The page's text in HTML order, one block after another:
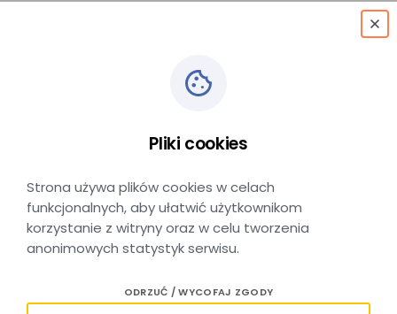
Tokarz - operator
obrabiarek
skrawających
Kraków
Nasze wymagania
Pliki cookies
Strona używa plików cookies w celach
funkcjonalnych, aby ułatwić użytkownikom
korzystanie z witryny oraz w celu tworzenia
anonimowych statystyk serwisu.
ODRZUĆ / WYCOFAJ ZGODY